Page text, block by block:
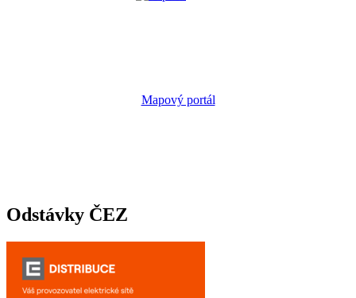
Mapový portál
Odstávky ČEZ